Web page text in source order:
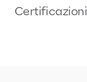
Certificazioni